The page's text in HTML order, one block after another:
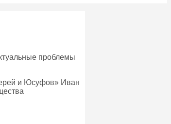
проблемы
и Юсуфов» Иван